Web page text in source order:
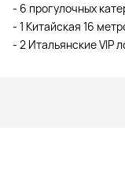
- 6 прогулочных
- 1 Китайская 16
- 2 Итальянские VIP